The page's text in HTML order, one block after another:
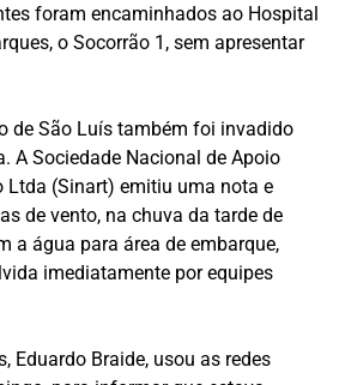
foram encaminhados ao Hospital
o Socorrão 1, sem apresentar
de São Luís também foi invadido
A Sociedade Nacional de Apoio
Ltda (Sinart) emitiu uma nota e
de vento, na chuva da tarde de
a água para área de embarque,
imediatamente por equipes
Eduardo Braide, usou as redes